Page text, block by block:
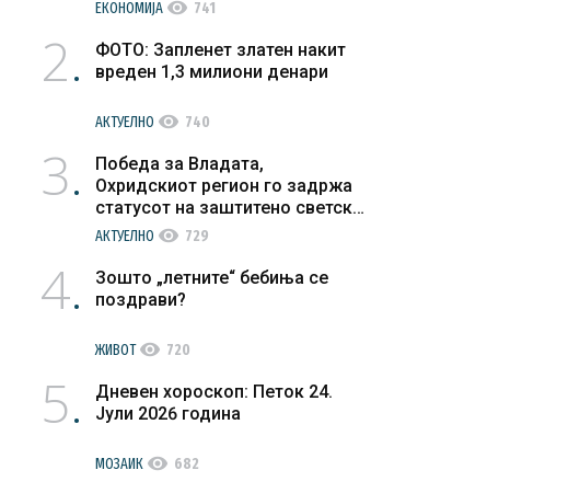
ЕКОНОМИЈА visibility 741
2
ФОТО: Запленет златен накит
вреден 1,3 милиони денари
АКТУЕЛНО visibility 740
3
Победа за Владата,
Охридскиот регион го задржа
статусот на заштитено светско
културно наследство
АКТУЕЛНО visibility 729
4
Зошто „летните“ бебиња се
поздрави?
ЖИВОТvisibility 720
5
Дневен хороскоп: Петок 24.
Јули 2026 година
МОЗАИК visibility 682